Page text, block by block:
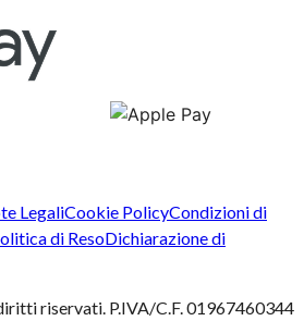
LegaliCookie PolicyCondizioni di
di ResoDichiarazione di
riservati. P.IVA/C.F. 01967460344